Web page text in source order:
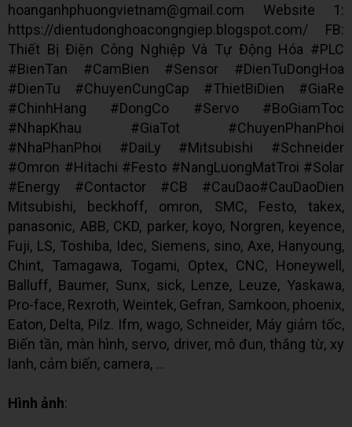
hoanganhphuongvietnam@gmail.com Website 1:
https://dientudonghoacongngiep.blogspot.com/ FB:
Thiết Bị Điện Công Nghiệp Và Tự Động Hóa #PLC
#BienTan #CamBien #Sensor #DienTuDongHoa
#DienTu #ChuyenCungCap #ThietBiDien #GiaRe
#ChinhHang #DongCo #Servo #BoGiamToc
#NhapKhau #GiaTot #ChuyenPhanPhoi
#NhaPhanPhoi #DaiLy #Mitsubishi #Schneider
#Omron #Hitachi #Festo #NangLuongMatTroi #Solar
#Energy #Contactor #CB #CauDao#CauDaoDien
Mitsubishi, beckhoff, omron, SMC, Festo, takex,
panasonic, ABB, CKD, parker, koyo, Norgren, keyence,
Fuji, LS, Toshiba, Idec, Siemens, sino, Axe, Hanyoung,
Chint, Tamagawa, Togami, Optex, CNC, Honeywell,
Balluff, Baumer, Sunx, sick, Lenze, Leuze, Yaskawa,
Pro-face, Rexroth, Weintek, Gefran, Samkoon, phoenix,
Eaton, Delta, Pilz. Ifm, wago, Schneider, Máy giảm tốc,
Biến tần, màn hình, servo, driver, mô đun, thắng từ, xy
lanh, cảm biến, camera, ...
Hình ảnh: